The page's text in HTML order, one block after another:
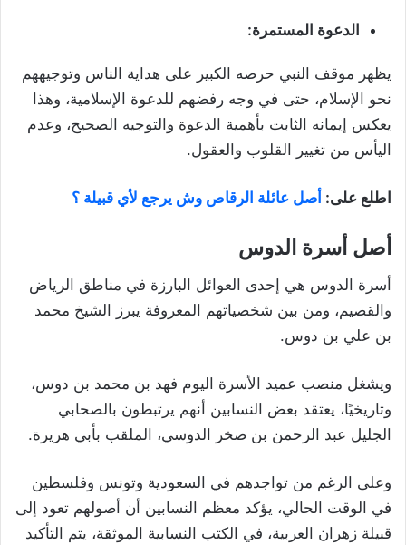
الدعوة المستمرة:
يظهر موقف النبي حرصه الكبير على هداية الناس وتوجيههم
نحو الإسلام، حتى في وجه رفضهم للدعوة الإسلامية، وهذا
يعكس إيمانه الثابت بأهمية الدعوة والتوجيه الصحيح، وعدم
اليأس من تغيير القلوب والعقول.
اطلع على: أصل عائلة الرقاص وش يرجع لأي قبيلة ؟
أصل أسرة الدوس
أسرة الدوس هي إحدى العوائل البارزة في مناطق الرياض
والقصيم، ومن بين شخصياتهم المعروفة يبرز الشيخ محمد
بن علي بن دوس.
ويشغل منصب عميد الأسرة اليوم فهد بن محمد بن دوس،
وتاريخيًا، يعتقد بعض النسابين أنهم يرتبطون بالصحابي
الجليل عبد الرحمن بن صخر الدوسي، الملقب بأبي هريرة.
وعلى الرغم من تواجدهم في السعودية وتونس وفلسطين
في الوقت الحالي، يؤكد معظم النسابين أن أصولهم تعود إلى
قبيلة زهران العربية، في الكتب النسابية الموثقة، يتم التأكيد